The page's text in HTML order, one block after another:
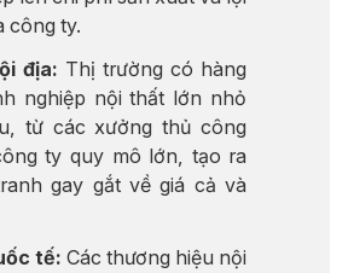
công ty.
địa: Thị trường có hàng
nghiệp nội thất lớn nhỏ
từ các xưởng thủ công
ty quy mô lớn, tạo ra
gay gắt về giá cả và
tế: Các thương hiệu nội